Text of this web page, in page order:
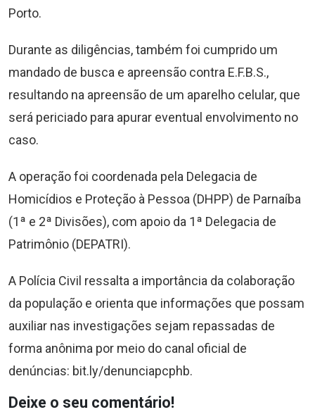
Porto.
Durante as diligências, também foi cumprido um
mandado de busca e apreensão contra E.F.B.S.,
resultando na apreensão de um aparelho celular, que
será periciado para apurar eventual envolvimento no
caso.
A operação foi coordenada pela Delegacia de
Homicídios e Proteção à Pessoa (DHPP) de Parnaíba
(1ª e 2ª Divisões), com apoio da 1ª Delegacia de
Patrimônio (DEPATRI).
A Polícia Civil ressalta a importância da colaboração
da população e orienta que informações que possam
auxiliar nas investigações sejam repassadas de
forma anônima por meio do canal oficial de
denúncias: bit.ly/denunciapcphb.
Deixe o seu comentário!